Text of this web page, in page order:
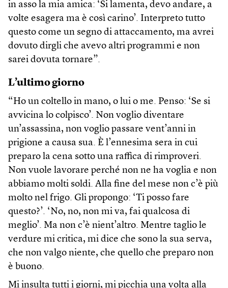
in asso la mia amica: ‘Si lamenta, devo andare, a
volte esagera ma è così carino’. Interpreto tutto
questo come un segno di attaccamento, ma avrei
dovuto dirgli che avevo altri programmi e non
sarei dovuta tornare”.
L’ultimo giorno
“Ho un coltello in mano, o lui o me. Penso: ‘Se si
avvicina lo colpisco’. Non voglio diventare
un’assassina, non voglio passare vent’anni in
prigione a causa sua. È l’ennesima sera in cui
preparo la cena sotto una raffica di rimproveri.
Non vuole lavorare perché non ne ha voglia e non
abbiamo molti soldi. Alla fine del mese non c’è più
molto nel frigo. Gli propongo: ‘Ti posso fare
questo?’. ‘No, no, non mi va, fai qualcosa di
meglio’. Ma non c’è nient’altro. Mentre taglio le
verdure mi critica, mi dice che sono la sua serva,
che non valgo niente, che quello che preparo non
è buono.
Mi insulta tutti i giorni, mi picchia una volta alla